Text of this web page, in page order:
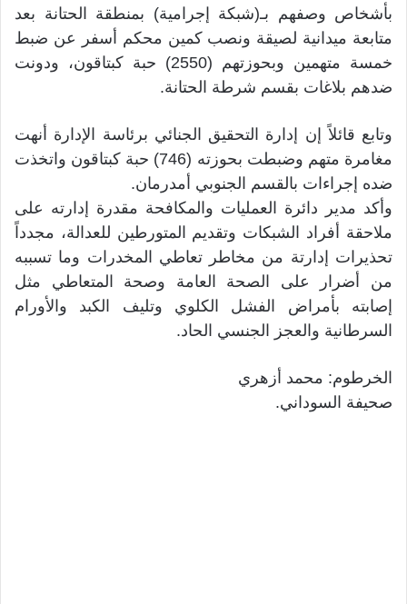
بأشخاص وصفهم بـ(شبكة إجرامية) بمنطقة الحتانة بعد
متابعة ميدانية لصيقة ونصب كمين محكم أسفر عن ضبط
خمسة متهمين وبحوزتهم (2550) حبة كبتاقون، ودونت
ضدهم بلاغات بقسم شرطة الحتانة.
وتابع قائلاً إن إدارة التحقيق الجنائي برئاسة الإدارة أنهت
مغامرة متهم وضبطت بحوزته (746) حبة كبتاقون واتخذت
ضده إجراءات بالقسم الجنوبي أمدرمان.
وأكد مدير دائرة العمليات والمكافحة مقدرة إدارته على
ملاحقة أفراد الشبكات وتقديم المتورطين للعدالة، مجدداً
تحذيرات إدارتة من مخاطر تعاطي المخدرات وما تسببه
من أضرار على الصحة العامة وصحة المتعاطي مثل
إصابته بأمراض الفشل الكلوي وتليف الكبد والأورام
السرطانية والعجز الجنسي الحاد.
الخرطوم: محمد أزهري
صحيفة السوداني.